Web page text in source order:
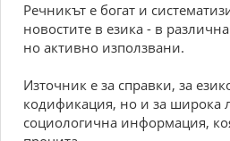
Речникът е богат и
новостите в езика - в
но активно използвани.
Източник е за справки, за
кодификация, но и за широка
социологична информация,